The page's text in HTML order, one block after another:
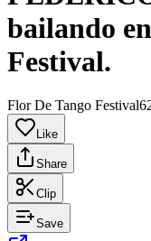
bailando
Festival.
Flor De Tango Festival
Like
Share
Clip
Save